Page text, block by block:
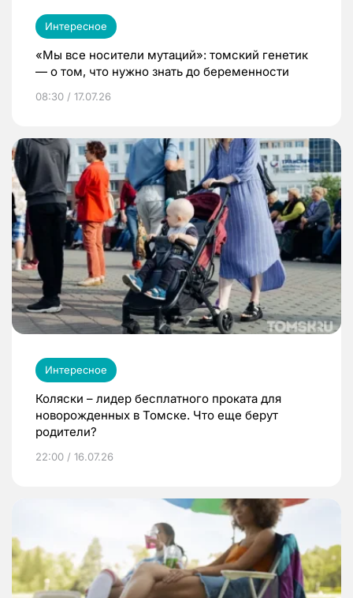
Интересное
«Мы все носители мутаций»: томский генетик
— о том, что нужно знать до беременности
08:30 / 17.07.26
Интересное
Коляски – лидер бесплатного проката для
новорожденных в Томске. Что еще берут
родители?
22:00 / 16.07.26